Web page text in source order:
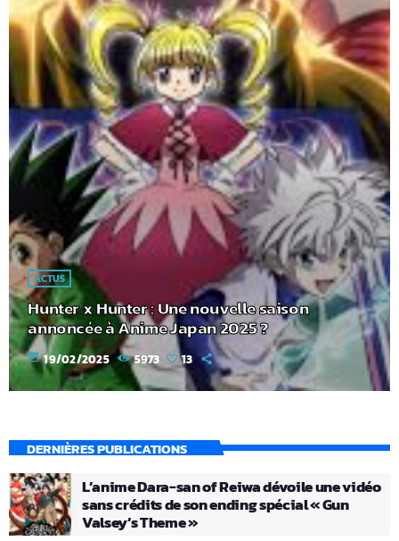
ACTUS
Hunter x Hunter : Une nouvelle saison
annoncée à Anime Japan 2025 ?
today 19/02/2025 5973 13
DERNIÈRES PUBLICATIONS
L’anime Dara-san of Reiwa dévoile une vidéo
sans crédits de son ending spécial « Gun
Valsey’s Theme »